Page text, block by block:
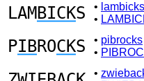
LAM BICKS • lambicks
•
PIBROCKS • pibrocks
•
•